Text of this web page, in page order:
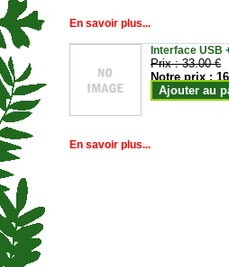
En savoir plus...
Interface USB
Prix :33.00 €
Notre prix :
Ajouter au
En savoir plus...